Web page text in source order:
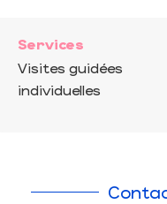
Services
Visites guidées
individuelles